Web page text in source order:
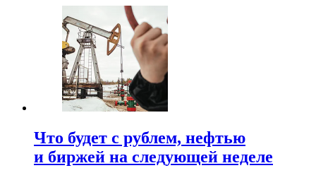
Что будет с рублем, нефтью
и биржей на следующей неделе